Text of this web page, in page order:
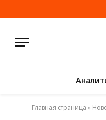
Главная страница »